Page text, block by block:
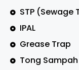
STP
IPAL
Grease Trap
Tong Sampah